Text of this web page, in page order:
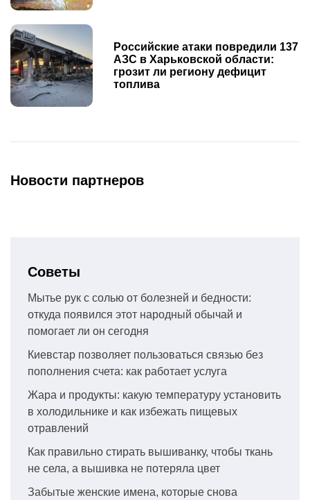
Российские атаки повредили 137
АЗС в Харьковской области:
грозит ли региону дефицит
топлива
Новости партнеров
Советы
Мытье рук с солью от болезней и бедности:
откуда появился этот народный обычай и
помогает ли он сегодня
Киевстар позволяет пользоваться связью без
пополнения счета: как работает услуга
Жара и продукты: какую температуру установить
в холодильнике и как избежать пищевых
отравлений
Как правильно стирать вышиванку, чтобы ткань
не села, а вышивка не потеряла цвет
Забытые женские имена, которые снова